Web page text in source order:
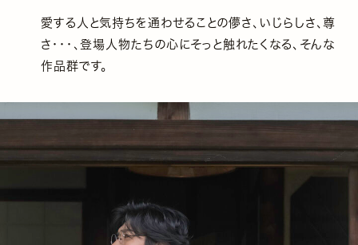
愛する人と気持ちを通わせることの儚さ、いじらしさ、尊
さ・・・、登場人物たちの心にそっと触れたくなる、そんな
作品群です。